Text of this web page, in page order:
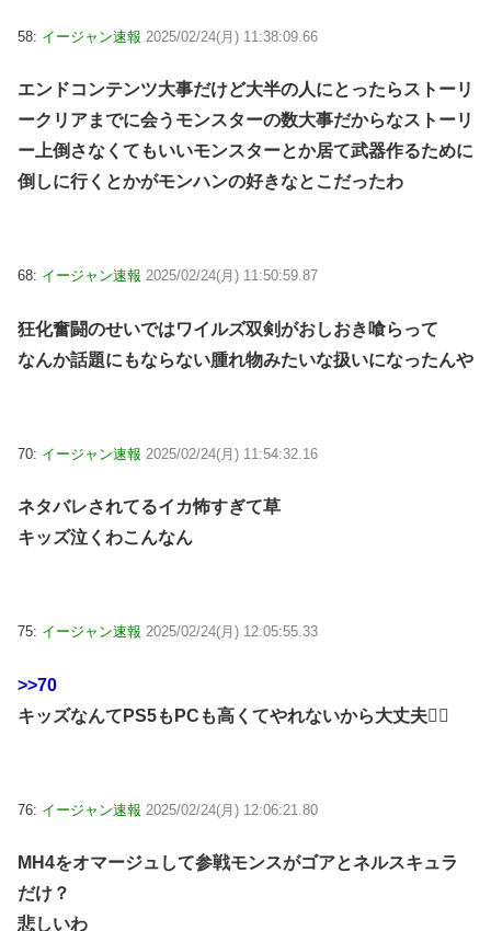
58: イージャン速報 2025/02/24(月) 11:38:09.66
エンドコンテンツ大事だけど大半の人にとったらストーリ
ークリアまでに会うモンスターの数大事だからなストーリ
ー上倒さなくてもいいモンスターとか居て武器作るために
倒しに行くとかがモンハンの好きなとこだったわ
68: イージャン速報 2025/02/24(月) 11:50:59.87
狂化奮闘のせいではワイルズ双剣がおしおき喰らって
なんか話題にもならない腫れ物みたいな扱いになったんや
70: イージャン速報 2025/02/24(月) 11:54:32.16
ネタバレされてるイカ怖すぎて草
キッズ泣くわこんなん
75: イージャン速報 2025/02/24(月) 12:05:55.33
>>70
キッズなんてPS5もPCも高くてやれないから大丈夫🙆‍♀
76: イージャン速報 2025/02/24(月) 12:06:21.80
MH4をオマージュして参戦モンスがゴアとネルスキュラ
だけ？
悲しいわ